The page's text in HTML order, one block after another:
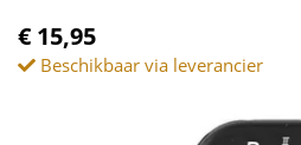
€ 15,95
Beschikbaar via leverancier